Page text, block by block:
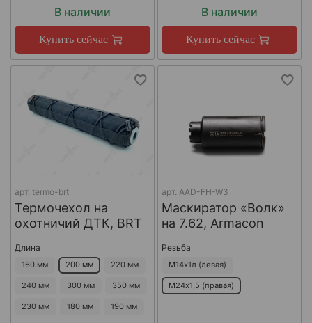
В наличии
Купить сейчас
В наличии
Купить сейчас
арт. termo-brt
Термочехол на
охотничий ДТК, BRT
Длина
160 мм 200 мм 220 мм
240 мм 300 мм 350 мм
230 мм 180 мм 190 мм
арт. AAD-FH-W3
Маскиратор «Волк»
на 7.62, Armacon
Резьба
М14х1л (левая)
М24х1,5 (правая)